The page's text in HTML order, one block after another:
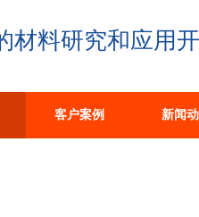
材料研究和应用
客户案例 新闻